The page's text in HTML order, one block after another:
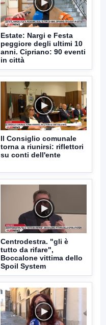
Estate: Nargi e Festa
peggiore degli ultimi 10
anni. Cipriano: 90 eventi
in città
Il Consiglio comunale
torna a riunirsi: riflettori
su conti dell'ente
Centrodestra. "gli è
tutto da rifare",
Boccalone vittima dello
Spoil System